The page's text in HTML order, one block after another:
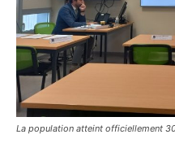
La population atteint officiellement